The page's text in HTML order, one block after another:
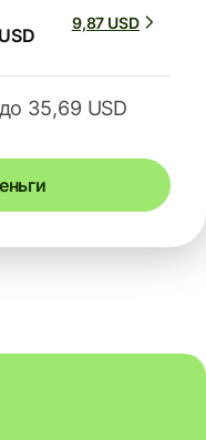
9,87 USD
35,69 USD